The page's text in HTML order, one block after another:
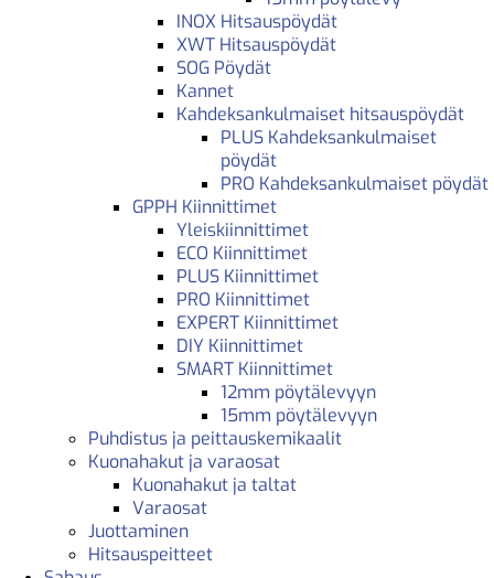
INOX Hitsauspöydät
XWT Hitsauspöydät
SOG Pöydät
Kannet
Kahdeksankulmaiset hitsauspöydät
PLUS Kahdeksankulmaiset
pöydät
PRO Kahdeksankulmaiset pöydät
GPPH Kiinnittimet
Yleiskiinnittimet
ECO Kiinnittimet
PLUS Kiinnittimet
PRO Kiinnittimet
EXPERT Kiinnittimet
DIY Kiinnittimet
SMART Kiinnittimet
12mm pöytälevyyn
15mm pöytälevyyn
Puhdistus ja peittauskemikaalit
Kuonahakut ja varaosat
Kuonahakut ja taltat
Varaosat
Juottaminen
Hitsauspeitteet